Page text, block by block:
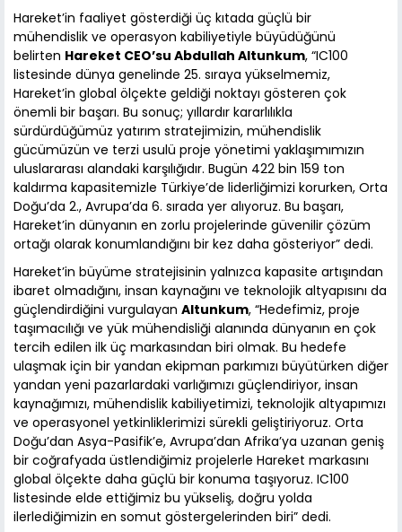
Hareket’in faaliyet gösterdiği üç kıtada güçlü bir
mühendislik ve operasyon kabiliyetiyle büyüdüğünü
belirten Hareket CEO’su Abdullah Altunkum, “IC100
listesinde dünya genelinde 25. sıraya yükselmemiz,
Hareket’in global ölçekte geldiği noktayı gösteren çok
önemli bir başarı. Bu sonuç; yıllardır kararlılıkla
sürdürdüğümüz yatırım stratejimizin, mühendislik
gücümüzün ve terzi usulü proje yönetimi yaklaşımımızın
uluslararası alandaki karşılığıdır. Bugün 422 bin 159 ton
kaldırma kapasitemizle Türkiye’de liderliğimizi korurken, Orta
Doğu’da 2., Avrupa’da 6. sırada yer alıyoruz. Bu başarı,
Hareket’in dünyanın en zorlu projelerinde güvenilir çözüm
ortağı olarak konumlandığını bir kez daha gösteriyor” dedi.
Hareket’in büyüme stratejisinin yalnızca kapasite artışından
ibaret olmadığını, insan kaynağını ve teknolojik altyapısını da
güçlendirdiğini vurgulayan Altunkum, “Hedefimiz, proje
taşımacılığı ve yük mühendisliği alanında dünyanın en çok
tercih edilen ilk üç markasından biri olmak. Bu hedefe
ulaşmak için bir yandan ekipman parkımızı büyütürken diğer
yandan yeni pazarlardaki varlığımızı güçlendiriyor, insan
kaynağımızı, mühendislik kabiliyetimizi, teknolojik altyapımızı
ve operasyonel yetkinliklerimizi sürekli geliştiriyoruz. Orta
Doğu’dan Asya-Pasifik’e, Avrupa’dan Afrika’ya uzanan geniş
bir coğrafyada üstlendiğimiz projelerle Hareket markasını
global ölçekte daha güçlü bir konuma taşıyoruz. IC100
listesinde elde ettiğimiz bu yükseliş, doğru yolda
ilerlediğimizin en somut göstergelerinden biri” dedi.